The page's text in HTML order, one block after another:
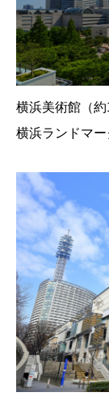
横浜美術館（約
横浜ランドマー